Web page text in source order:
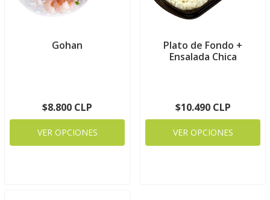
Gohan
$8.800 CLP
VER OPCIONES
Plato de Fondo +
Ensalada Chica
$10.490 CLP
VER OPCIONES